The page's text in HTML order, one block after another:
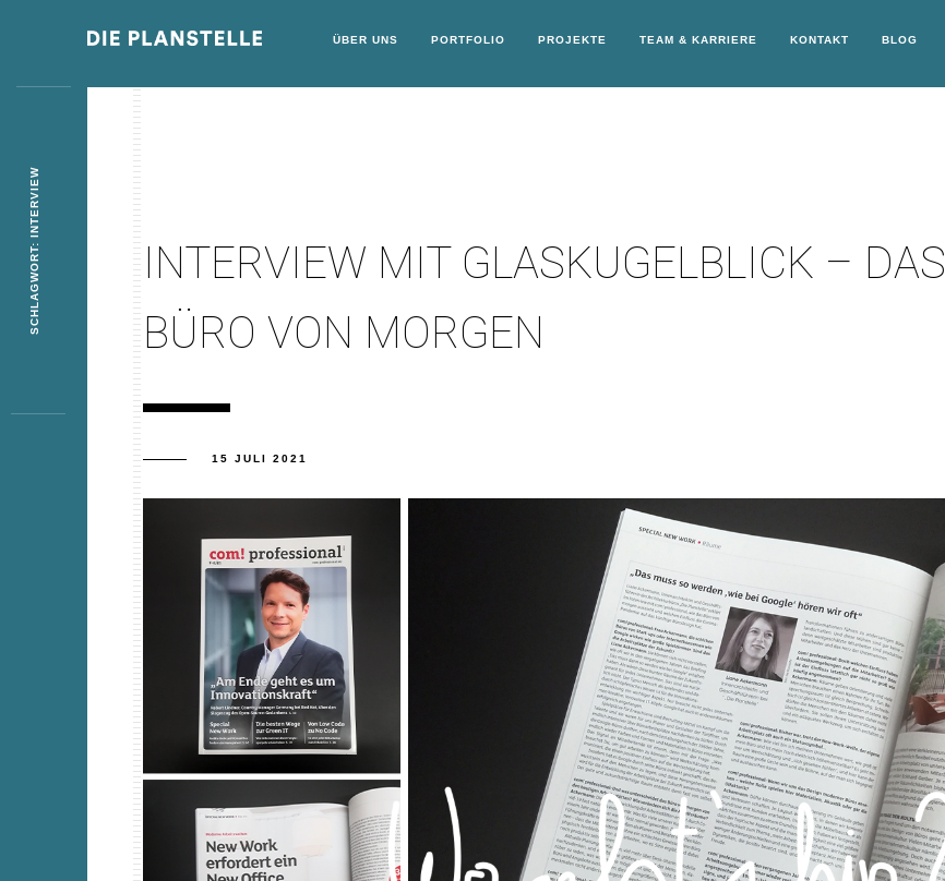
ÜBER UNS PORTFOLIO PROJEKTE TEAM & KARRIERE KONTAKT BLOG
INTERVIEW MIT GLASKUGELBLICK – DAS
BÜRO VON MORGEN
15 JULI 2021
SCHLAGWORT: INTERVIEW